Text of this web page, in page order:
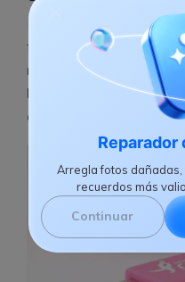
Reparador
Arregla fotos dañadas,
recuerdos más
Continuar
No hay mucho que
flash; el nombre lo dice
no es a prueba de agua,
llevar a la ducha.
elegante!